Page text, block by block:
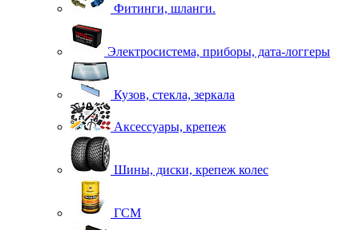
Фитинги, шланги.
Электросистема, приборы, дата-логгеры
Кузов, стекла, зеркала
Аксессуары, крепеж
Шины, диски, крепеж колес
ГСМ